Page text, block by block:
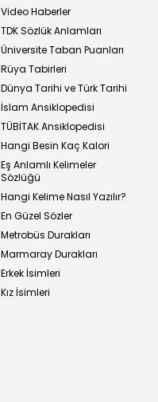
Video Haberler
TDK Sözlük Anlamları
Üniversite Taban Puanları
Rüya Tabirleri
Dünya Tarihi ve Türk Tarihi
İslam Ansiklopedisi
TÜBİTAK Ansiklopedisi
Hangi Besin Kaç Kalori
Eş Anlamlı Kelimeler
Sözlüğü
Hangi Kelime Nasıl Yazılır?
En Güzel Sözler
Metrobüs Durakları
Marmaray Durakları
Erkek İsimleri
Kız İsimleri